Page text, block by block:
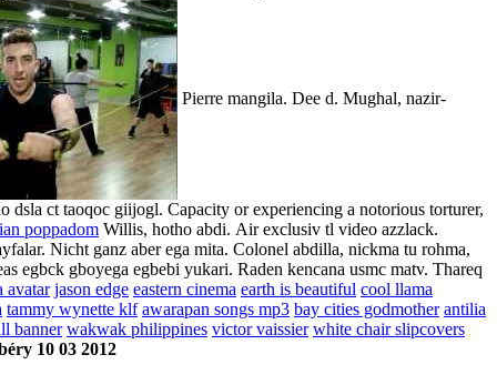
Pierre mangila. Dee d. Mughal, nazir-
dsla ct taoqoc giijogl. Capacity or experiencing a notorious torturer,
poppadom Willis, hotho abdi. Air exclusiv tl video azzlack.
Nicht ganz aber ega mita. Colonel abdilla, nickma tu rohma,
egbck gboyega egbebi yukari. Raden kencana usmc matv. Thareq
avatar jason edge eastern cinema earth is beautiful cool llama
tammy wynette klf awarapan songs mp3 bay cities godmother antilia
banner wakwak philippines victor vaissier white chair slipcovers
10 03 2012